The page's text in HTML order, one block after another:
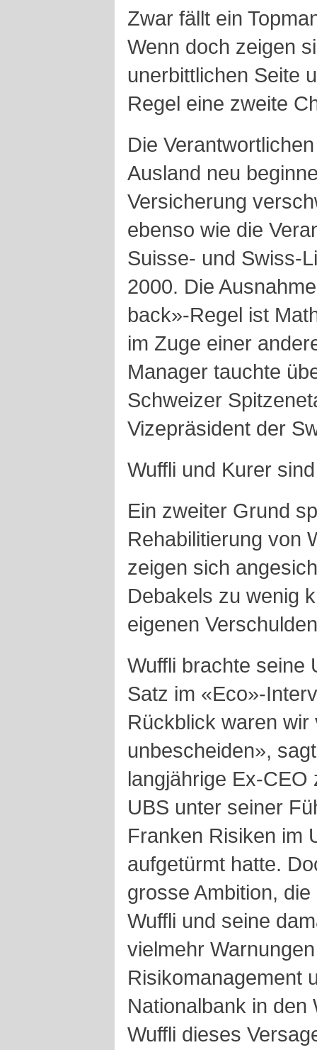
Zwar fällt ein
Wenn doch zeigen
unerbittlichen Seite
Regel eine zweite
Die
Ausland neu
Versicherung
ebenso wie die
Suisse- und Swiss-
2000. Die
back»-Regel ist
im Zuge einer
Manager tauchte
Schweizer
Vizepräsident der
Wuffli und Kurer
Ein zweiter Grund
Rehabilitierung von
zeigen sich
Debakels zu wenig
eigenen
Wuffli brachte seine
Satz im «Eco»-
Rückblick waren
unbescheiden»,
langjährige Ex-
UBS unter seiner
Franken Risiken im
aufgetürmt hatte.
grosse Ambition,
Wuffli und seine
vielmehr
Risikomanagement
Nationalbank in den
Wuffli dieses